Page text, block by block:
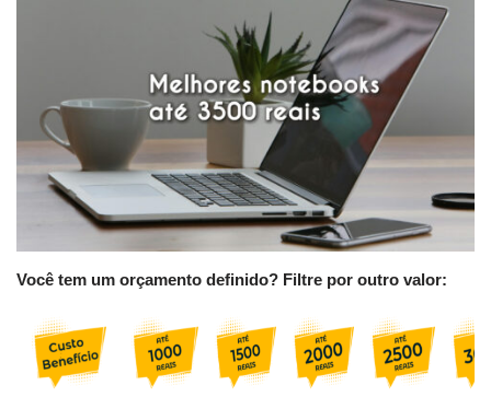
Você tem um orçamento definido? Filtre por outro valor: